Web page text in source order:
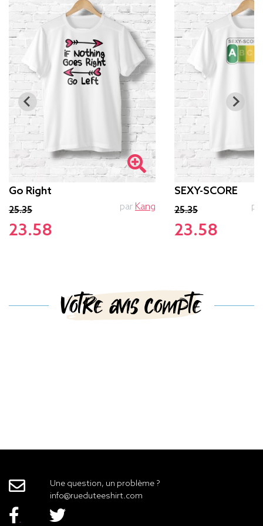
Go Right
25.35
23.58
par Kang
SEXY-SCORE
25.35
23.58
Votre avis compte
Une question, un problème ?
info@rueduteeshirt.com